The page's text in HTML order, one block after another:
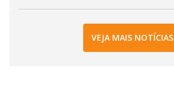
VEJA MAIS NOTÍCIAS